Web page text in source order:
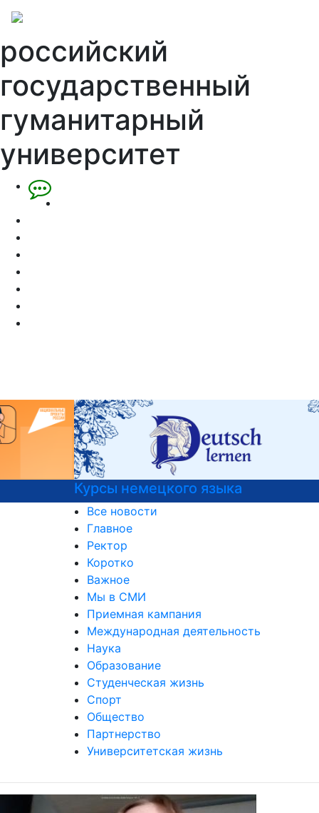
российский
государственный
гуманитарный
университет
Курсы немецкого языка
Все новости
Главное
Ректор
Коротко
Важное
Мы в СМИ
Приемная кампания
Международная деятельность
Наука
Образование
Студенческая жизнь
Спорт
Общество
Партнерство
Университетская жизнь